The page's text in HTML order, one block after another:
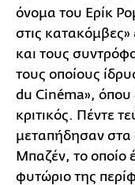
όνομα του Ερίκ
στις κατακόμβες»
και τους
τους οποίους
du Cinéma», όπου
κριτικός. Πέντε
μεταπήδησαν στα
Μπαζέν, το οποίο
φυτώριο της